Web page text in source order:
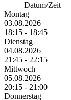
Datum/Zeit
Montag
03.08.2026
18:15 - 18:45
Dienstag
04.08.2026
21:45 - 22:15
Mittwoch
05.08.2026
20:15 - 21:00
Donnerstag